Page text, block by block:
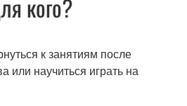
кого?
к занятиям после
или научиться играть на